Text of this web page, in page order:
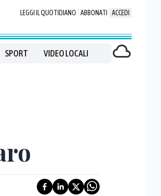
LEGGI IL QUOTIDIANO ABBONATI ACCEDI
SPORT VIDEO LOCALI